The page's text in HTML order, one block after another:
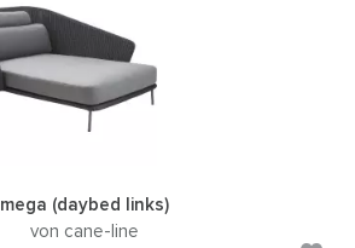
mega (daybed links)
von cane-line